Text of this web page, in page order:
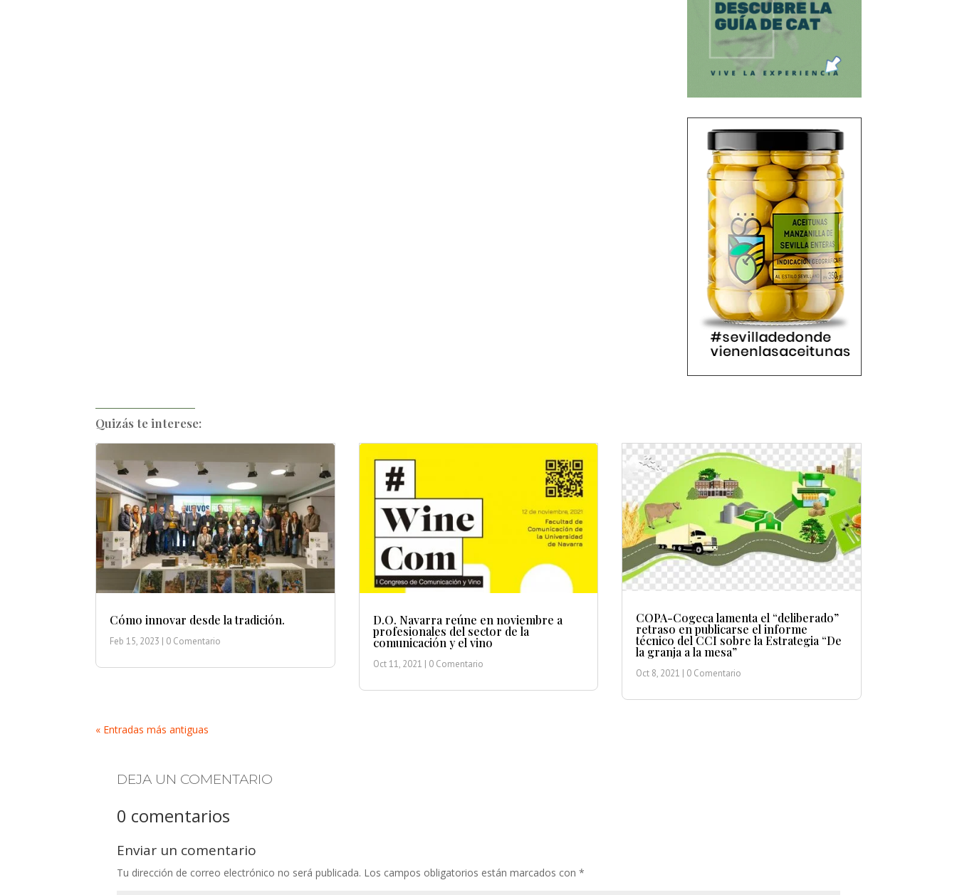
Quizás te interese:
Cómo innovar desde la tradición.
Feb 15, 2023 | 0 Comentario
D.O. Navarra reúne en noviembre a
profesionales del sector de la
comunicación y el vino
Oct 11, 2021 | 0 Comentario
COPA-Cogeca lamenta el “deliberado”
retraso en publicarse el informe
técnico del CCI sobre la Estrategia “De
la granja a la mesa”
Oct 8, 2021 | 0 Comentario
« Entradas más antiguas
DEJA UN COMENTARIO
0 comentarios
Enviar un comentario
Tu dirección de correo electrónico no será publicada. Los campos obligatorios están marcados con*